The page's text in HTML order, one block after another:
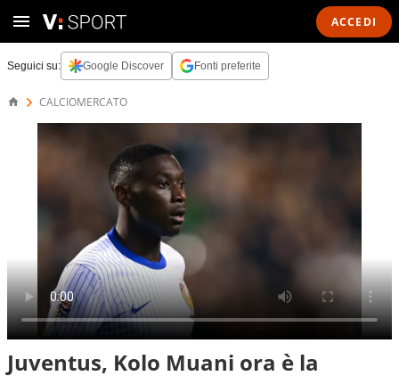
ACCEDI
Seguici su: Google Discover Fonti preferite
CALCIOMERCATO
Juventus, Kolo Muani ora è la